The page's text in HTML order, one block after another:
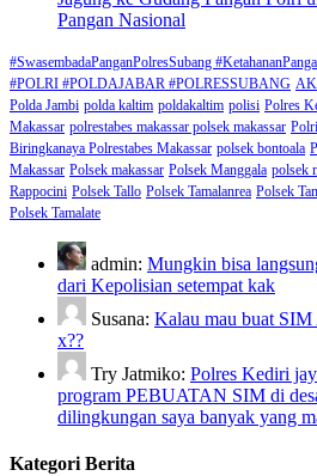
Pangan Nasional
#SwasembadaPanganPolresSubang
#POLRI #POLDAJABAR #POLRESSUBANG
Polda Jambi polda kaltim poldakaltim polisi Polres
Makassar polrestabes makassar polsek makassar Polri
Biringkanaya Polrestabes Makassar polsek bontoala
Makassar Polsek makassar Polsek Manggala polsek
Rappocini Polsek Tallo Polsek Tamalanrea Polsek
Polsek Tamalate
admin: Mungkin bisa
dari Kepolisian setempat kak
Susana: Kalau mau buat SIM
x??
Try Jatmiko: Polres Kediri
program PEBUATAN SIM di
dilingkungan saya banyak yang
Kategori Berita